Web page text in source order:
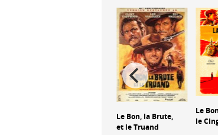
Le Bon, la Brute,
et le Truand
Le
le